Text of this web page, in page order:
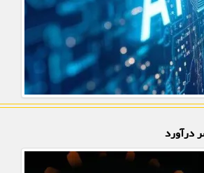
درآورد